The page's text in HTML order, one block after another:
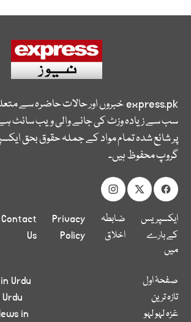
express.pkخبروں اور حالات حاضرہ سے
سب سے زیادہ وزٹ کی جانے والی ویب سائٹ
پر شائع شدہ تمام مواد کے جملہ حقوق بحق
گروپ محفوظ ہیں۔
ایکسپریس
کے بارے
میں
ضابطہ
اخلاق
Privacy
Policy
Contact
Us
صفحۂ اول
تازہ ترین
غزہ لہو لہو
Urdu
in